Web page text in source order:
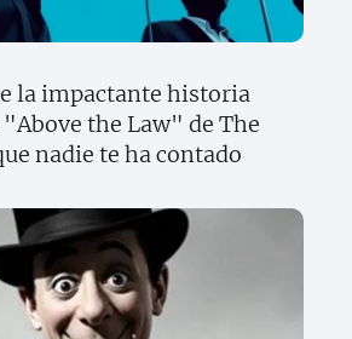
la impactante historia
the Law" de The
nadie te ha contado